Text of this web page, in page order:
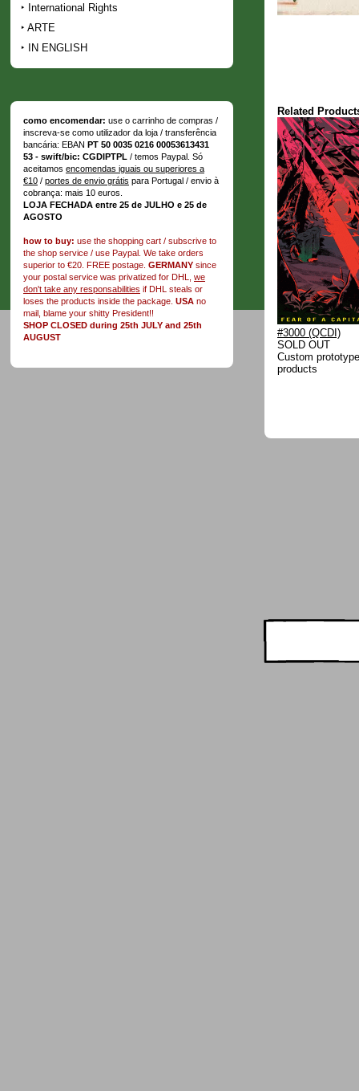
International Rights
ARTE
IN ENGLISH
como encomendar: use o carrinho de compras /
inscreva-se como utilizador da loja / transferência
bancária: EBAN PT 50 0035 0216 00053613431
53 - swift/bic: CGDIPTPL / temos Paypal. Só
aceitamos encomendas iguais ou superiores a
€10 / portes de envio grátis para Portugal / envio à
cobrança: mais 10 euros.
LOJA FECHADA entre 25 de JULHO e 25 de
AGOSTO
how to buy: use the shopping cart / subscrive to
the shop service / use Paypal. We take orders
superior to €20. FREE postage. GERMANY since
your postal service was privatized for DHL, we
don't take any responsabilities if DHL steals or
loses the products inside the package. USA no
mail, blame your shitty President!!
SHOP CLOSED during 25th JULY and 25th
AUGUST
Related
#3000 (QCDI)
SOLD OUT
Custom
products